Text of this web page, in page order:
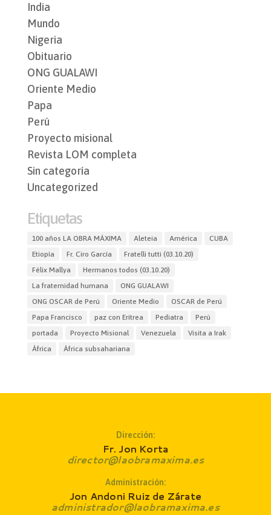
India
Mundo
Nigeria
Obituario
ONG GUALAWI
Oriente Medio
Papa
Perú
Proyecto misional
Revista LOM completa
Sin categoría
Uncategorized
Etiquetas
100 años LA OBRA MÁXIMA Aleteia América
CUBA
Etiopía
Fr. Ciro García
Fratelli tutti (03.10.20)
Félix Mallya
Hermanos todos (03.10.20)
La fraternidad humana
ONG GUALAWI
ONG OSCAR de Perú
Oriente Medio
OSCAR de Perú
Papa Francisco
paz con Eritrea Pediatra
Perú
portada
Proyecto Misional Venezuela
Visita a Irak
África
África subsahariana
Dirección:
Fr. Jon Korta
director@laobramaxima.es
Administración:
Jon Andoni Ruiz de Zárate
administrador@laobramaxima.es